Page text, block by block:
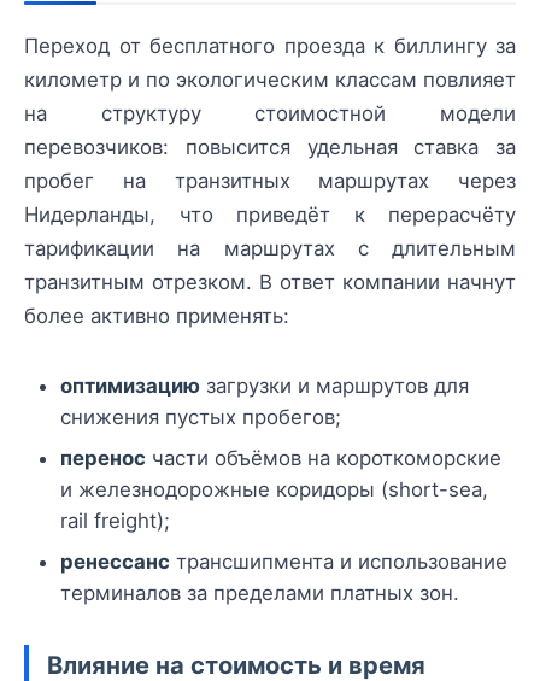
Переход от бесплатного проезда к биллингу за
километр и по экологическим классам повлияет
на структуру стоимостной модели
перевозчиков: повысится удельная ставка за
пробег на транзитных маршрутах через
Нидерланды, что приведёт к перерасчёту
тарификации на маршрутах с длительным
транзитным отрезком. В ответ компании начнут
более активно применять:
оптимизацию загрузки и маршрутов для
снижения пустых пробегов;
перенос части объёмов на короткоморские
и железнодорожные коридоры (short-sea,
rail freight);
ренессанс трансшипмента и использование
терминалов за пределами платных зон.
Влияние на стоимость и время